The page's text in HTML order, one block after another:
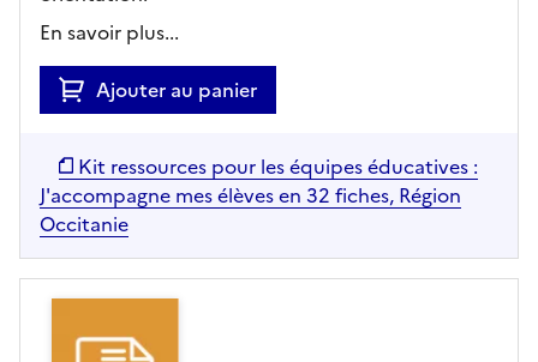
En savoir plus...
Ajouter au panier
Kit ressources pour les équipes éducatives :
J'accompagne mes élèves en 32 fiches, Région
Occitanie